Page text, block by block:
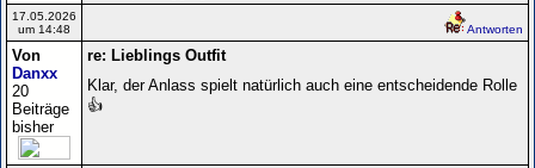
17.05.2026
um 14:48
Antworten
Von
Danxx
20
Beiträge
bisher
re: Lieblings Outfit
Klar, der Anlass spielt natürlich auch eine entscheidende Rolle
👍